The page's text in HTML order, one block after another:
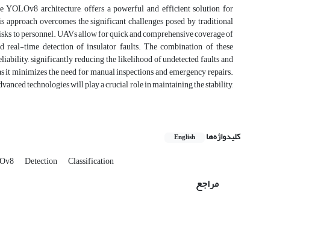
YOLOv8 architecture, offers a powerful and efficient solution for
overcomes the significant challenges posed by traditional
to personnel. UAVs allow for quick and comprehensive coverage of
real-time detection of insulator faults. The combination of these
significantly reducing the likelihood of undetected faults and
minimizes the need for manual inspections and emergency repairs.
technologies will play a crucial role in maintaining the stability,
کلیدواژه‌ها English
Detection Classification
مراجع